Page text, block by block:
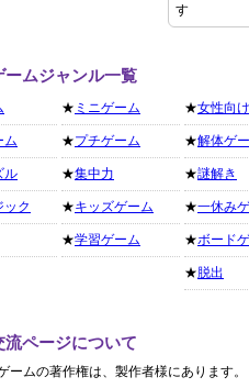
す
ムジャンル一覧
ム
ル
ック
★ ミニゲーム
★プチゲーム
★集中力
★キッズゲーム
★学習ゲーム
★女性向け
★解体ゲ
★謎解き
★一休み
★ボード
★ 脱出
ページについて
ムの著作権は、製作者様にあります。